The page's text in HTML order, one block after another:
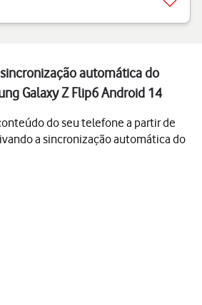
automática do
Galaxy Z Flip6 Android 14
do seu telefone a partir de
a sincronização automática do